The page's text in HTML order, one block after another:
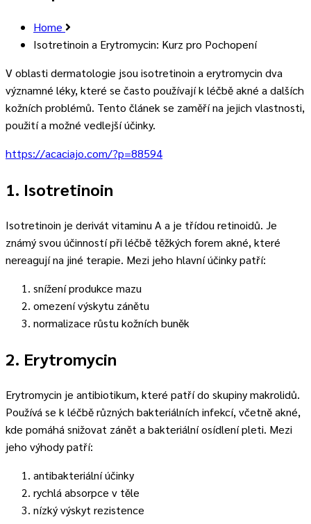
Home
Isotretinoin a Erytromycin: Kurz pro Pochopení
V oblasti dermatologie jsou isotretinoin a erytromycin dva
významné léky, které se často používají k léčbě akné a dalších
kožních problémů. Tento článek se zaměří na jejich vlastnosti,
použití a možné vedlejší účinky.
https://acaciajo.com/?p=88594
1. Isotretinoin
Isotretinoin je derivát vitaminu A a je třídou retinoidů. Je
známý svou účinností při léčbě těžkých forem akné, které
nereagují na jiné terapie. Mezi jeho hlavní účinky patří:
snížení produkce mazu
omezení výskytu zánětu
normalizace růstu kožních buněk
2. Erytromycin
Erytromycin je antibiotikum, které patří do skupiny makrolidů.
Používá se k léčbě různých bakteriálních infekcí, včetně akné,
kde pomáhá snižovat zánět a bakteriální osídlení pleti. Mezi
jeho výhody patří:
antibakteriální účinky
rychlá absorpce v těle
nízký výskyt rezistence